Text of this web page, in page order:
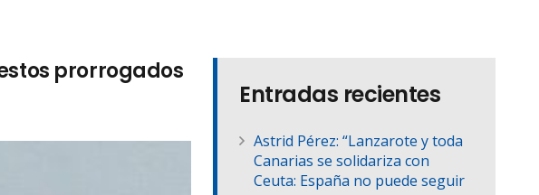
prorrogados
Entradas recientes
Astrid Pérez: “Lanzarote y toda
Canarias se solidariza con
Ceuta: España no puede seguir